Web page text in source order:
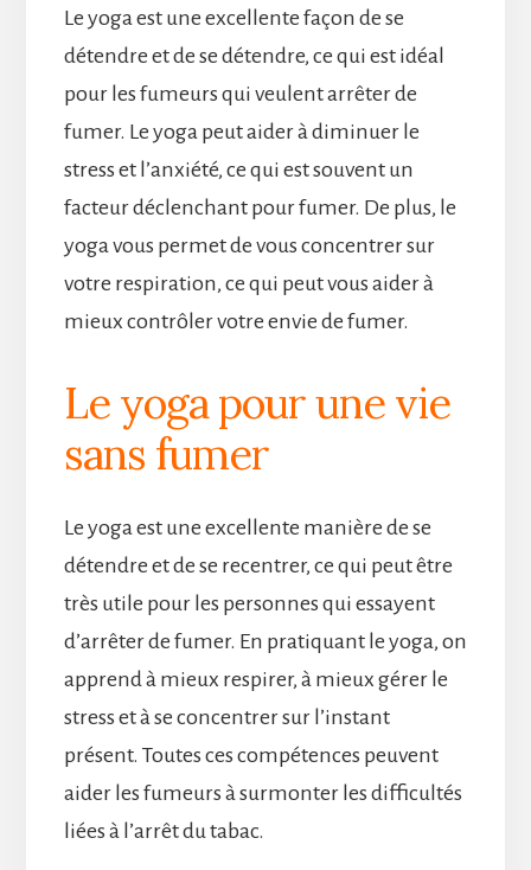
Le yoga est une excellente façon de se
détendre et de se détendre, ce qui est idéal
pour les fumeurs qui veulent arrêter de
fumer. Le yoga peut aider à diminuer le
stress et l’anxiété, ce qui est souvent un
facteur déclenchant pour fumer. De plus, le
yoga vous permet de vous concentrer sur
votre respiration, ce qui peut vous aider à
mieux contrôler votre envie de fumer.
Le yoga pour une vie
sans fumer
Le yoga est une excellente manière de se
détendre et de se recentrer, ce qui peut être
très utile pour les personnes qui essayent
d’arrêter de fumer. En pratiquant le yoga, on
apprend à mieux respirer, à mieux gérer le
stress et à se concentrer sur l’instant
présent. Toutes ces compétences peuvent
aider les fumeurs à surmonter les difficultés
liées à l’arrêt du tabac.